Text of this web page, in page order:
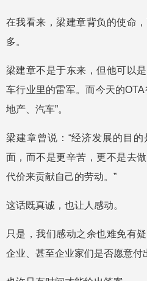
在我看来，梁建章背负的使命
多。
梁建章不是于东来，但他可以
车行业里的雷军。而今天的
地产、汽车”。
梁建章曾说：“经济发展的目
面，而不是更辛苦，更不是去
代价来贡献自己的劳动。”
这话既真诚，也让人感动。
只是，我们感动之余也难免有
企业、甚至企业家们是否愿意付